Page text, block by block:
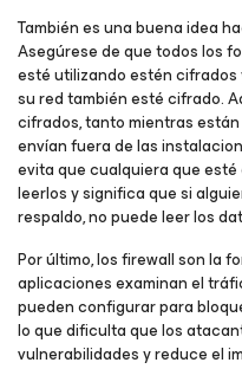
También es una buena idea
Asegúrese de que todos los
esté utilizando estén
su red también esté cifrado.
cifrados, tanto mientras
envían fuera de las
evita que cualquiera que
leerlos y significa que si
respaldo, no puede leer los
Por último, los firewall son la
aplicaciones examinan el
pueden configurar para
lo que dificulta que los
vulnerabilidades y reduce el